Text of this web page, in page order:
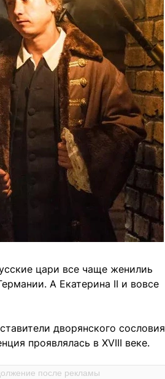
цари все чаще женилиь
А Екатерина II и вовсе
дворянского сословия
проявлялась в XVIII веке.